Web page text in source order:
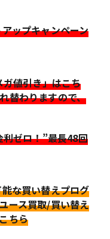
ップキャンペーン
値引き」はこち
替わりますので、
ゼロ！”最長48回
な買い替えプログ
ース買取/買い替え
ちら